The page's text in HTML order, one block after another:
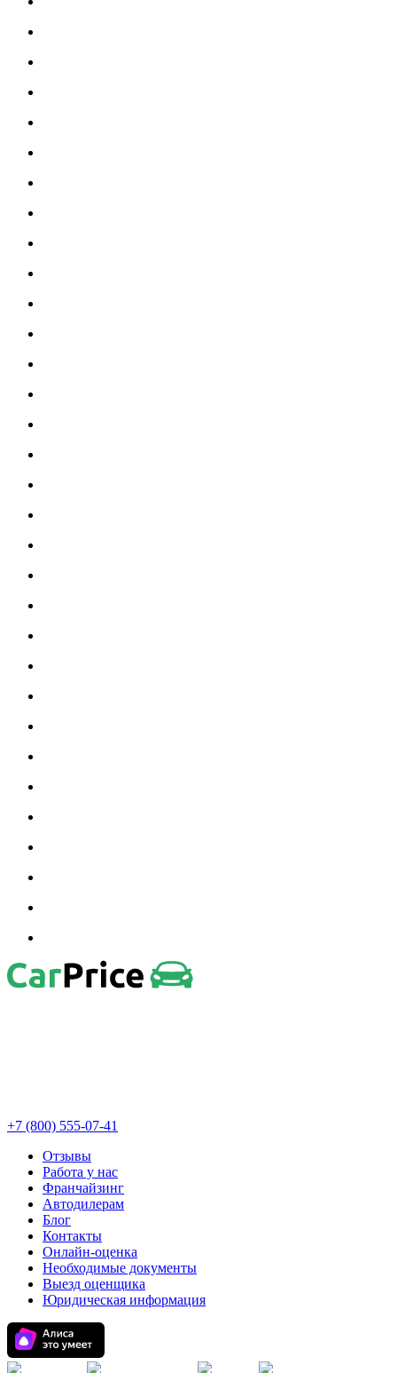
+7 (800) 555-07-41
Отзывы
Работа у нас
Франчайзинг
Автодилерам
Блог
Контакты
Онлайн-оценка
Необходимые документы
Выезд оценщика
Юридическая информация